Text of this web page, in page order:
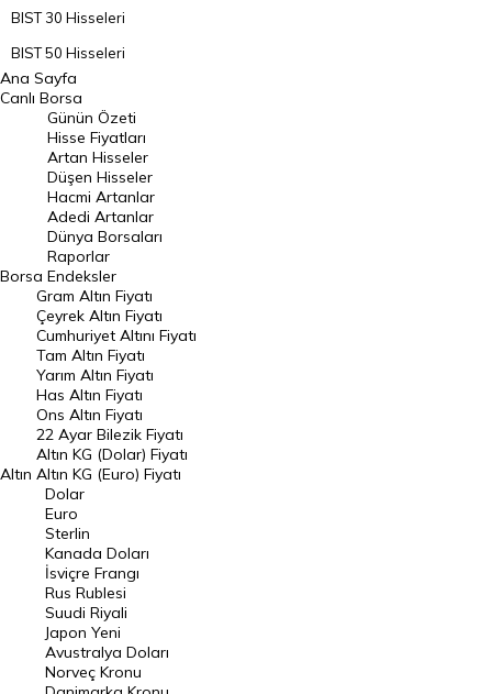
BIST 30 Hisseleri
BIST 50 Hisseleri
BIST 100 Hisseleri
En Çok Artan Hisseler
En Çok Düşen Hisseler
Hacmi Artanlar
Geçmiş Kapanışlar
Dünya Borsaları
Raporlar
Endeksler
DÖVİZ
Döviz Kuru
Dolar Kuru
Euro Kuru
Pound Kuru
Frank Kuru
Riyal Kuru
Avustralya Doları
Danimarka Kronu Kuru
Ana Sayfa
Canlı Borsa
Borsa
Günün Özeti
Hisse Fiyatları
Artan Hisseler
Düşen Hisseler
Hacmi Artanlar
Adedi Artanlar
Dünya Borsaları
Raporlar
Endeksler
Altın
Gram Altın Fiyatı
Çeyrek Altın Fiyatı
Cumhuriyet Altını Fiyatı
Tam Altın Fiyatı
Yarım Altın Fiyatı
Has Altın Fiyatı
Ons Altın Fiyatı
22 Ayar Bilezik Fiyatı
Altın KG (Dolar) Fiyatı
Altın KG (Euro) Fiyatı
Dolar
Euro
Sterlin
Kanada Doları
İsviçre Frangı
Rus Rublesi
Suudi Riyali
Japon Yeni
Avustralya Doları
Norveç Kronu